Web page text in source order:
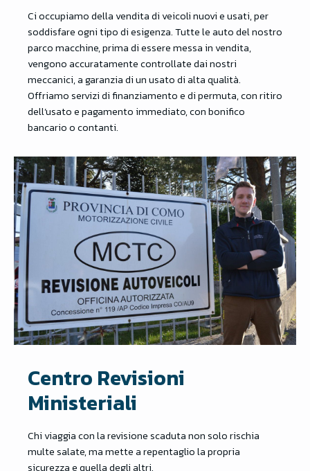
Ci occupiamo della vendita di veicoli nuovi e usati, per
soddisfare ogni tipo di esigenza. Tutte le auto del nostro
parco macchine, prima di essere messa in vendita,
vengono accuratamente controllate dai nostri
meccanici, a garanzia di un usato di alta qualità.
Offriamo servizi di finanziamento e di permuta, con ritiro
dell’usato e pagamento immediato, con bonifico
bancario o contanti.
Centro Revisioni
Ministeriali
Chi viaggia con la revisione scaduta non solo rischia
multe salate, ma mette a repentaglio la propria
sicurezza e quella degli altri.